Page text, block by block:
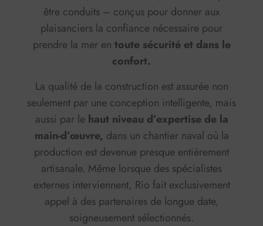
être conduits – conçus pour donner aux
plaisanciers la confiance nécessaire pour
prendre la mer en toute sécurité et dans le
confort.
La qualité de la construction est assurée non
seulement par une conception intelligente, mais
aussi par le haut niveau d’expertise de la
main-d’œuvre, dans un chantier naval où la
production est devenue presque entièrement
artisanale. Même lorsque des spécialistes
externes interviennent, Rio fait exclusivement
appel à des partenaires de longue date,
soigneusement sélectionnés.